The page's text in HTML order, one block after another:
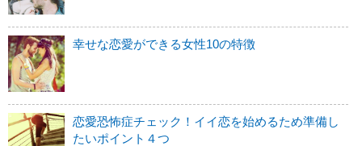
幸せな恋愛ができる女性10の特徴
恋愛恐怖症チェック！イイ恋を始めるため準備し
たいポイント４つ